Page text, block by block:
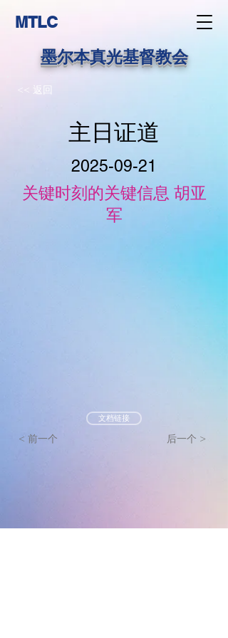
MTLC
墨尔本真光基督教会
<< 返回
主日证道
2025-09-21
关键时刻的关键信息 胡亚
军
文档链接
< 前一个 后一个 >